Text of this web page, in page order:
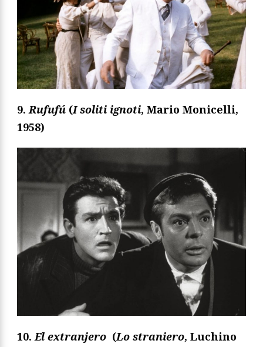
9.Rufufú (I soliti ignoti, Mario Monicelli,
1958)
10. El extranjero (Lo straniero, Luchino